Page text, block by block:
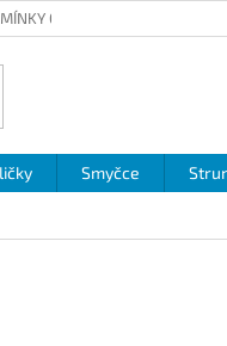
OCHRANY OSOBNÍCH
Smyčce